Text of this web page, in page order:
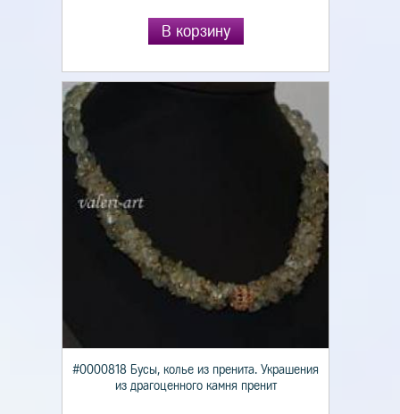
В корзину
#0000818 Бусы, колье из пренита. Украшения
из драгоценного камня пренит